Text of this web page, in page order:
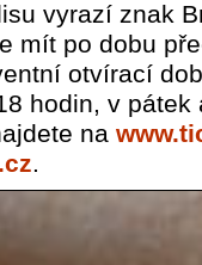
vyrazí znak
mít po dobu
otvírací
hodin, v pátek
na
.